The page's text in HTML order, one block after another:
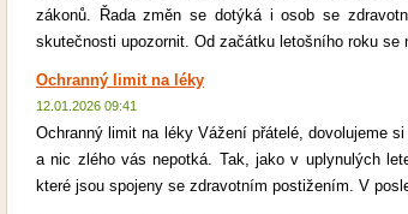
zákonů. Řada změn se dotýká i osob se
skutečnosti upozornit. Od začátku letošního roku se
Ochranný limit na léky
12.01.2026 09:41
Ochranný limit na léky Vážení přátelé, dovolujeme
a nic zlého vás nepotká. Tak, jako v uplynulých
které jsou spojeny se zdravotním postižením. V